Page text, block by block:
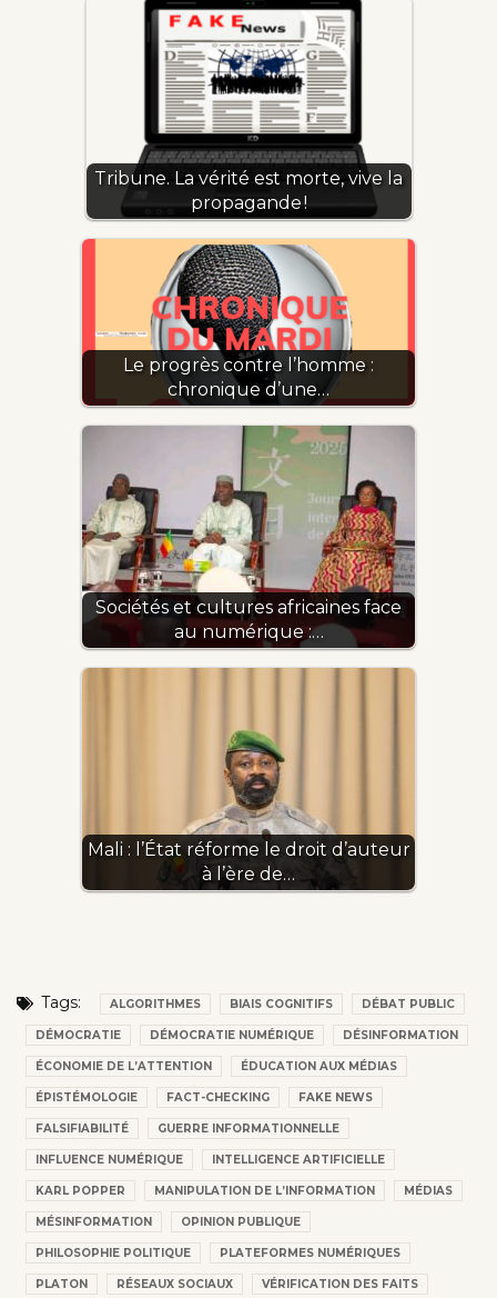
Tribune. La vérité est morte, vive la
propagande !
Le progrès contre l’homme :
chronique d’une…
Sociétés et cultures africaines face
au numérique :…
Mali : l’État réforme le droit d’auteur
à l’ère de…
Tags: ALGORITHMES BIAIS COGNITIFS DÉBAT PUBLIC
DÉMOCRATIE DÉMOCRATIE NUMÉRIQUE DÉSINFORMATION
ÉCONOMIE DE L’ATTENTION ÉDUCATION AUX MÉDIAS
ÉPISTÉMOLOGIE FACT-CHECKING FAKE NEWS
FALSIFIABILITÉ GUERRE INFORMATIONNELLE
INFLUENCE NUMÉRIQUE INTELLIGENCE ARTIFICIELLE
KARL POPPER MANIPULATION DE L’INFORMATION MÉDIAS
MÉSINFORMATION OPINION PUBLIQUE
PHILOSOPHIE POLITIQUE PLATEFORMES NUMÉRIQUES
PLATON RÉSEAUX SOCIAUX VÉRIFICATION DES FAITS